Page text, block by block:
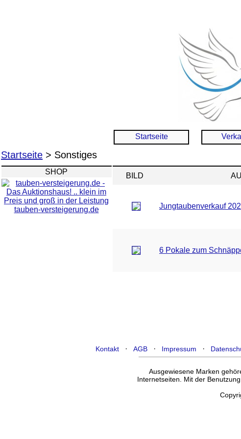
Startseite
Startseite > Sonstiges
SHOP
tauben-versteigerung.de
BILD
Jungtaubenverkauf
6 Pokale zum
Kontakt · AGB · Impressum ·
Ausgewiesene Marken
Internetseiten. Mit der